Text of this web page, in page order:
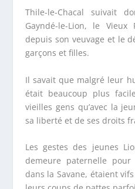
Thile-le-Chacal suivait
Gayndé-le-Lion, le
depuis son veuvage et le
garçons et filles.
Il savait que malgré leur
était beaucoup plus
vieilles gens qu’avec la
sa liberté et de ses droits
Les gestes des jeunes
demeure paternelle
dans la Savane, étaient